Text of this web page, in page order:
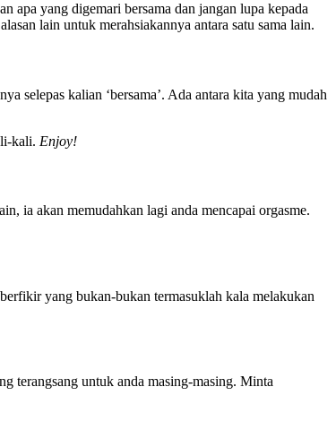
apa yang digemari bersama dan jangan lupa kepada
lain untuk merahsiakannya antara satu sama lain.
selepas kalian ‘bersama’. Ada antara kita yang mudah
kali. Enjoy!
ia akan memudahkan lagi anda mencapai orgasme.
yang bukan-bukan termasuklah kala melakukan
terangsang untuk anda masing-masing. Minta